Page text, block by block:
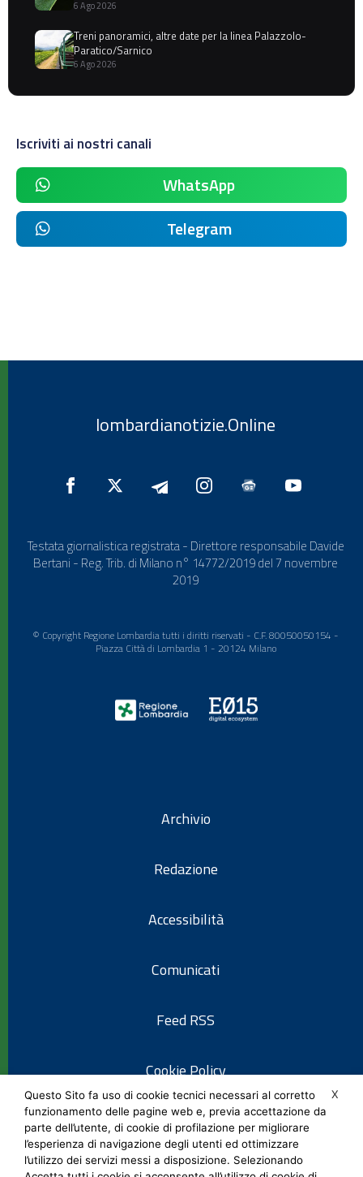
6 Ago 2026
Treni panoramici, altre date per la linea Palazzolo-
Paratico/Sarnico
6 Ago 2026
Iscriviti ai nostri canali
WhatsApp
Telegram
lombardianotizie.Online
Testata giornalistica registrata - Direttore responsabile Davide
Bertani - Reg. Trib. di Milano n° 14772/2019 del 7 novembre
2019
© Copyright Regione Lombardia tutti i diritti riservati - C.F. 80050050154 -
Piazza Città di Lombardia 1 - 20124 Milano
Archivio
Redazione
Accessibilità
Comunicati
Feed RSS
Cookie Policy
Informativa privacy
Note legali
X
Questo Sito fa uso di cookie tecnici necessari al corretto
funzionamento delle pagine web e, previa accettazione da
parte dell’utente, di cookie di profilazione per migliorare
l’esperienza di navigazione degli utenti ed ottimizzare
l’utilizzo dei servizi messi a disposizione. Selezionando